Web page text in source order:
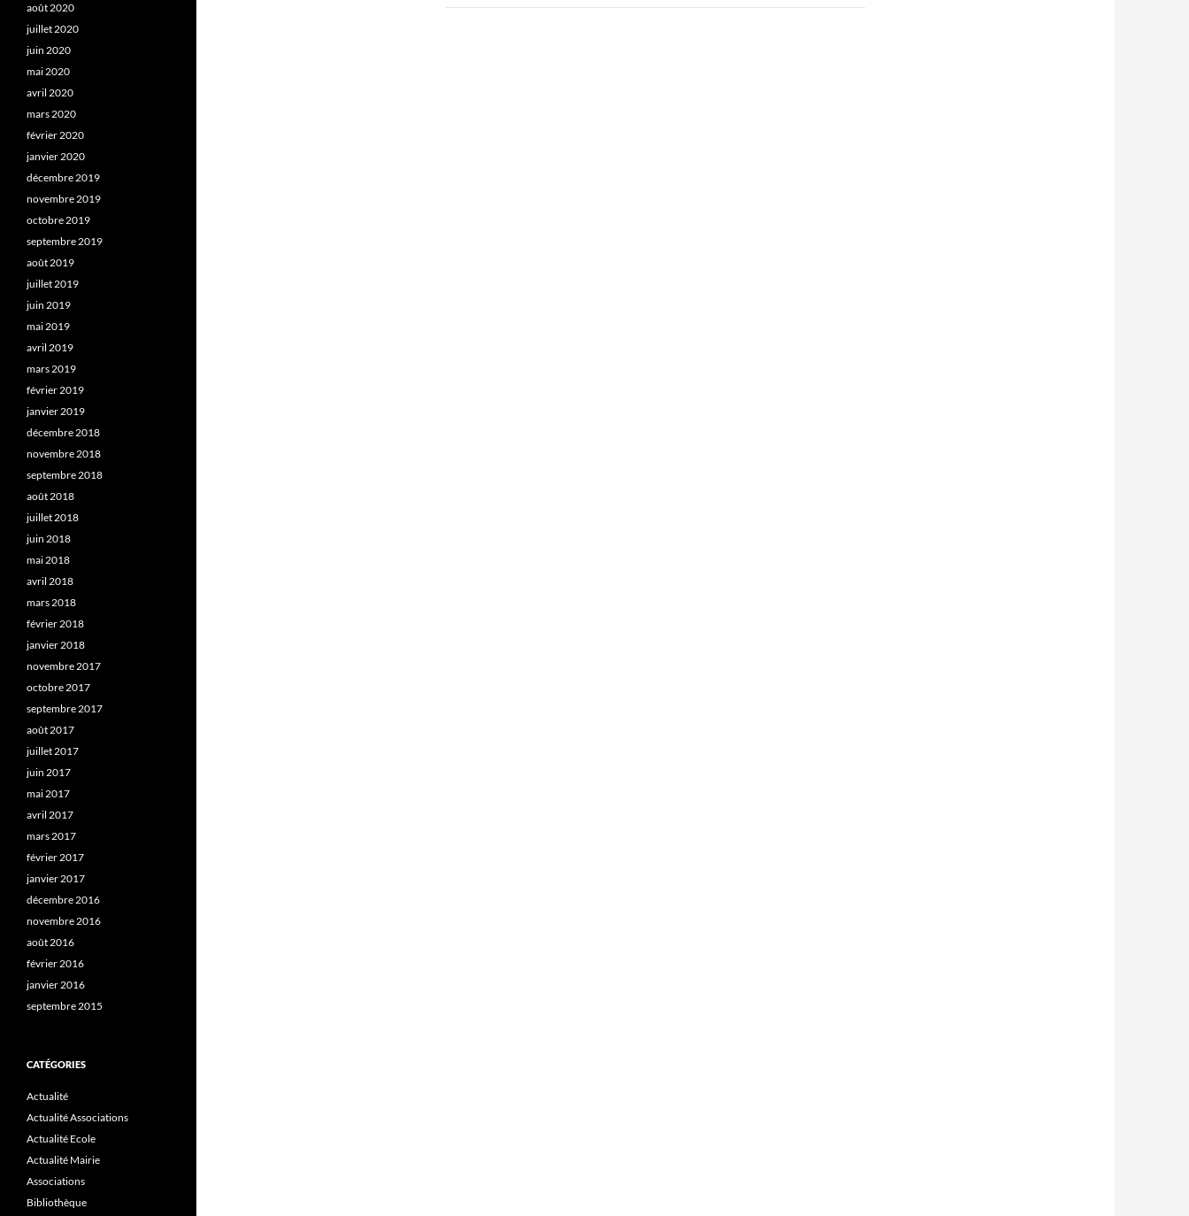
août 2020
juillet 2020
juin 2020
mai 2020
avril 2020
mars 2020
février 2020
janvier 2020
décembre 2019
novembre 2019
octobre 2019
septembre 2019
août 2019
juillet 2019
juin 2019
mai 2019
avril 2019
mars 2019
février 2019
janvier 2019
décembre 2018
novembre 2018
septembre 2018
août 2018
juillet 2018
juin 2018
mai 2018
avril 2018
mars 2018
février 2018
janvier 2018
novembre 2017
octobre 2017
septembre 2017
août 2017
juillet 2017
juin 2017
mai 2017
avril 2017
mars 2017
février 2017
janvier 2017
décembre 2016
novembre 2016
août 2016
février 2016
janvier 2016
septembre 2015
CATÉGORIES
Actualité
Actualité Associations
Actualité Ecole
Actualité Mairie
Associations
Bibliothèque